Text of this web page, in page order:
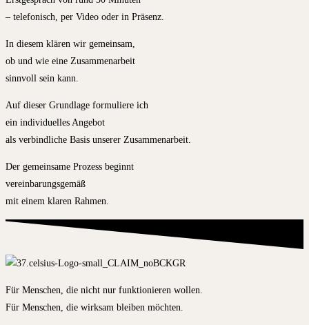
– telefonisch, per Video oder in Präsenz.
In diesem klären wir gemeinsam,
ob und wie eine Zusammenarbeit
sinnvoll sein kann.
Auf dieser Grundlage formuliere ich
ein individuelles Angebot
als verbindliche Basis unserer Zusammenarbeit.
Der gemeinsame Prozess beginnt
vereinbarungsgemäß
mit einem klaren Rahmen.
Für Menschen, die nicht nur funktionieren wollen.
Für Menschen, die wirksam bleiben möchten.